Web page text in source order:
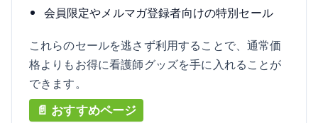
会員限定やメルマガ登録者向けの特別セール
これらのセールを逃さず利用することで、通常価
格よりもお得に看護師グッズを手に入れることが
できます。